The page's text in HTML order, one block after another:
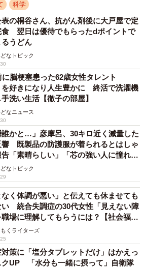
でしょうか。また、起こりやすい
ノンレム睡眠）の最中に、脳が部分
で起こると考えられています。睡
活リズムの乱れ、ストレスなどが
あります。
られますが、Aさんのお子さんのよ
れるケースもあります。 脳の発達過
と考えられており、多くは成長とと
。保護者の育て方が原因で起こるも
な状態になった場合、どのように
のでしょうか。
いことが大切です。何度も呼びかけ
と、かえって混乱や興奮が強くなる
科学
の桐谷さん、抗がん剤後に大戸屋で定
食 翌日は優待でもらったdポイントで
るうどん
どなトピック
に脳梗塞患った62歳女性タレント
を好きになり人生豊かに 終活で洗濯機
洗い生活【徹子の部屋】
どなニュース
誰かと…」彦摩呂、30キロ近く減量した
響 既製品の防護服が着られるとはしゃ
告「素晴らしい」「芯の強い人に憧れま
どなトピック
なく体調が悪い」と伝えても休ませても
い 統合失調症の30代女性「見えない障
場に理解してもらうには？【社会福祉
】
もくライターズ
策に「塩分タブレットだけ」はかえっ
クUP 「水分も一緒に摂って」自衛隊